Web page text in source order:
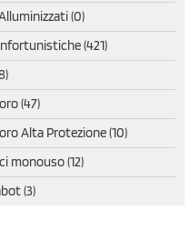
(0)
(421)
(47)
Alta Protezione (10)
monouso (12)
(3)